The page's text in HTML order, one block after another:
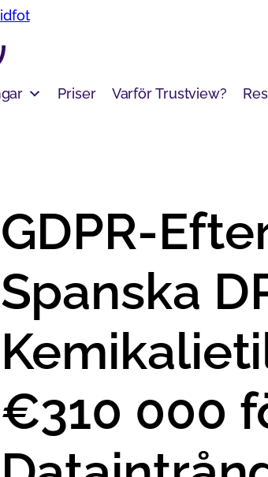
Priser Varför Trustview?
GDPR-
Spanska
€310 000